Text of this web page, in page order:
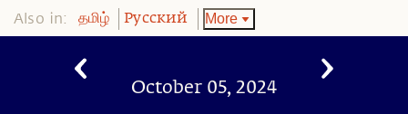
Also in: தமிழ் Pусский More
October 05, 2024